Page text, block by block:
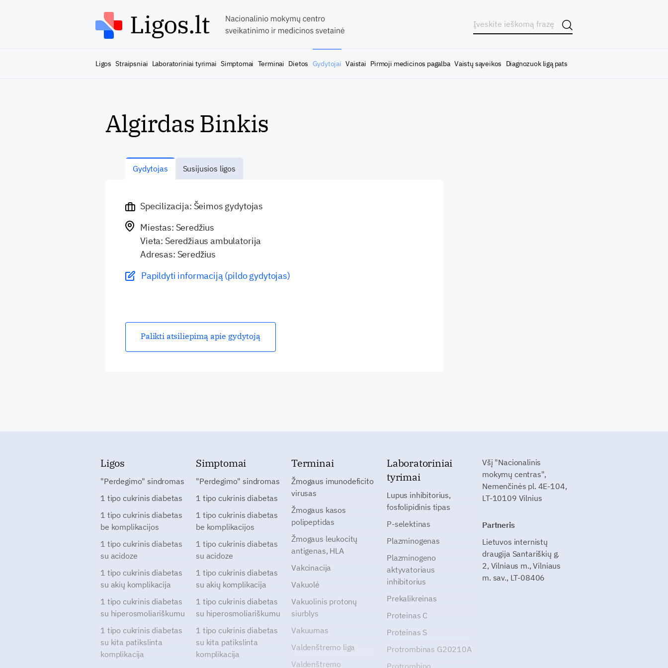
Ligos Straipsniai Laboratoriniai tyrimai Simptomai Terminai Dietos Gydytojai Vaistai Pirmoji medicinos pagalba Vaistų sąveikos Diagnozuok ligą pats
Algirdas Binkis
Gydytojas Susijusios ligos
Specilizacija: Šeimos gydytojas
Miestas: Seredžius
Vieta: Seredžiaus ambulatorija
Adresas: Seredžius
Papildyti informaciją (pildo gydytojas)
Palikti atsiliepimą apie gydytoją
Ligos
"Perdegimo" sindromas
1 tipo cukrinis diabetas
1 tipo cukrinis diabetas
be komplikacijos
1 tipo cukrinis diabetas
su acidoze
1 tipo cukrinis diabetas
su akių komplikacija
1 tipo cukrinis diabetas
su hiperosmoliariškumu
1 tipo cukrinis diabetas
su kita patikslinta
komplikacija
Simptomai
"Perdegimo" sindromas
1 tipo cukrinis diabetas
1 tipo cukrinis diabetas
be komplikacijos
1 tipo cukrinis diabetas
su acidoze
1 tipo cukrinis diabetas
su akių komplikacija
1 tipo cukrinis diabetas
su hiperosmoliariškumu
1 tipo cukrinis diabetas
su kita patikslinta
komplikacija
Terminai
Žmogaus imunodeficito
virusas
Žmogaus kasos
polipeptidas
Žmogaus leukocitų
antigenas, HLA
Vakcinacija
Vakuolė
Vakuolinis protonų
siurblys
Vakuumas
Valdenštremo liga
Valdenštremo
Laboratoriniai
tyrimai
Lupus inhibitorius,
fosfolipidinis tipas
P-selektinas
Plazminogenas
Plazminogeno
aktyvatoriaus
inhibitorius
Prekalikreinas
Proteinas C
Proteinas S
Protrombinas G20210A
Protrombino
Všį "Nacionalinis
mokymų centras",
Nemenčinės pl. 4E-104,
LT-10109 Vilnius
Partneris
Lietuvos internistų
draugija Santariškių g.
2, Vilniaus m., Vilniaus
m. sav., LT-08406